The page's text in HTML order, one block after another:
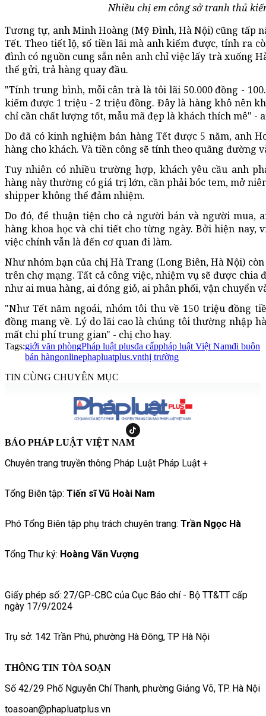
Nhiều chị em công sở tranh thủ
Tương tự, anh Minh Hoàng (Mỹ Đình, Hà Nội) cũng tấp
Tết. Theo tiết lộ, số tiền lãi mà anh kiếm được, tính ra
đình có nguồn cung sẵn nên anh chỉ việc lấy trà xuống
thể gửi, trả hàng quay đầu.
"Tính trung bình, mỗi cân trà là tôi lãi 50.000 đồng -
kiếm được 1 triệu - 2 triệu đồng. Đây là hàng khô nên
chỉ cần chất lượng tốt, mẫu mã đẹp là khách thích mê" -
Do đã có kinh nghiệm bán hàng Tết được 5 năm, anh
hàng cho khách. Và tiền công sẽ tính theo quãng đường
Tuy nhiên có nhiều trường hợp, khách yêu cầu anh
hàng này thường có giá trị lớn, cần phải bóc tem, mở
shipper không thể đảm nhiệm.
Do đó, để thuận tiện cho cả người bán và người mua,
hàng khoa học và chi tiết cho từng ngày. Bởi hiện nay,
việc chính vẫn là đến cơ quan đi làm.
Như nhóm bạn của chị Hà Trang (Long Biên, Hà Nội)
trên chợ mạng. Tất cả công việc, nhiệm vụ sẽ được
như ai mua hàng, ai đóng giỏ, ai phân phối, vận chuyển
"Như Tết năm ngoái, nhóm tôi thu về 150 triệu đồng
đồng mang về. Lý do lãi cao là chúng tôi thường nhập
mất chi phí trung gian" - chị cho hay.
Tags:giới văn phòngPháp luật plusđa cấppháp luật Việt Namđi buôn
bán hàngonlinephapluatplus.vnthị trường
TIN CÙNG CHUYÊN MỤC
BÁO PHÁP LUẬT VIỆT NAM
Chuyên trang truyền thông Pháp Luật Pháp Luật +
Tổng Biên tập: Tiến sĩ Vũ Hoài Nam
Phó Tổng Biên tập phụ trách chuyên trang: Trần Ngọc Hà
Tổng Thư ký: Hoàng Văn Vượng
Giấy phép số: 27/GP-CBC của Cục Báo chí - Bộ TT&TT cấp
ngày 17/9/2024
Trụ sở: 142 Trần Phú, phường Hà Đông, TP Hà Nội
THÔNG TIN TÒA SOẠN
Số 42/29 Phố Nguyễn Chí Thanh, phường Giảng Võ, TP. Hà Nội
toasoan@phapluatplus.vn